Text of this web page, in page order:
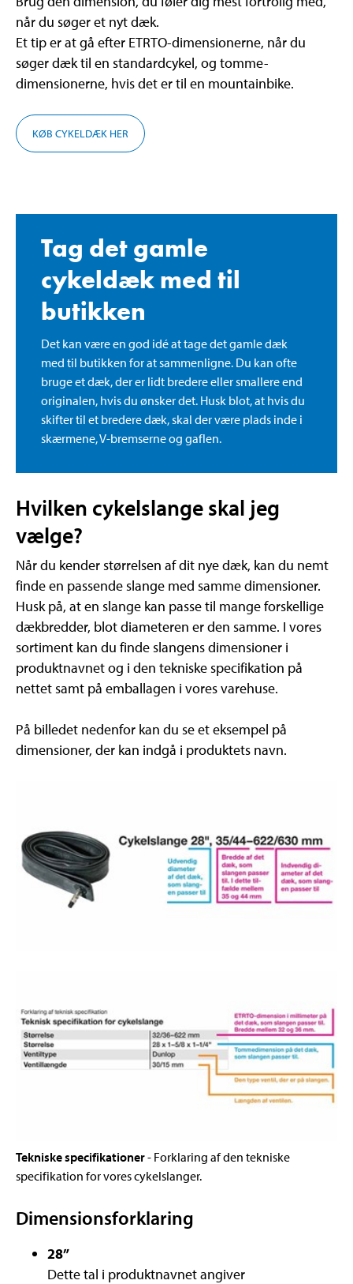
når du søger et nyt dæk.
Et tip er at gå efter ETRTO-dimensionerne, når du
søger dæk til en standardcykel, og tomme-
dimensionerne, hvis det er til en mountainbike.
KØB CYKELDÆK HER
Tag det gamle
cykeldæk med til
butikken
Det kan være en god idé at tage det gamle dæk
med til butikken for at sammenligne. Du kan ofte
bruge et dæk, der er lidt bredere eller smallere end
originalen, hvis du ønsker det. Husk blot, at hvis du
skifter til et bredere dæk, skal der være plads inde i
skærmene, V-bremserne og gaflen.
Hvilken cykelslange skal jeg
vælge?
Når du kender størrelsen af dit nye dæk, kan du nemt
finde en passende slange med samme dimensioner.
Husk på, at en slange kan passe til mange forskellige
dækbredder, blot diameteren er den samme. I vores
sortiment kan du finde slangens dimensioner i
produktnavnet og i den tekniske specifikation på
nettet samt på emballagen i vores varehuse.
På billedet nedenfor kan du se et eksempel på
dimensioner, der kan indgå i produktets navn.
Tekniske specifikationer- Forklaring af den tekniske
specifikation for vores cykelslanger.
Dimensionsforklaring
28”
Dette tal i produktnavnet angiver